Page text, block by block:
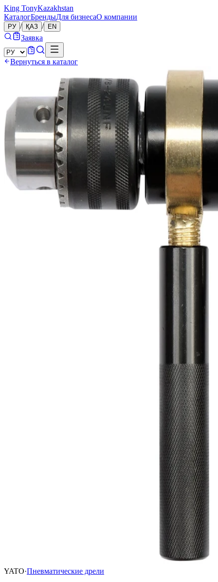
King TonyKazakhstan
КаталогБрендыДля бизнесаО компании
РУ / ҚАЗ / EN
Заявка
Вернуться в каталог
YATO·Пневматические дрели